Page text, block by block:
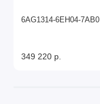
6AG1314-6EH04-7AB0
349 220 р.